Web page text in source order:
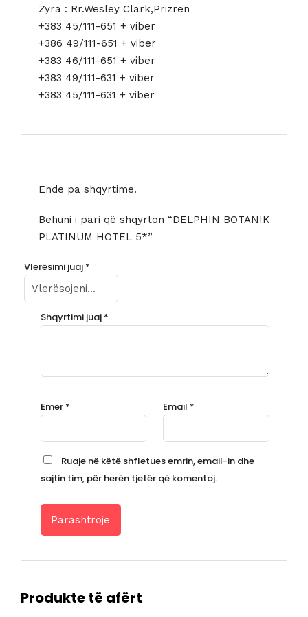
Zyra : Rr.Wesley Clark,Prizren
+383 45/111-651 + viber
+386 49/111-651 + viber
+383 46/111-651 + viber
+383 49/111-631 + viber
+383 45/111-631 + viber
Ende pa shqyrtime.
Bëhuni i pari që shqyrton “DELPHIN BOTANIK
PLATINUM HOTEL 5*”
Vlerësimi juaj *
Shqyrtimi juaj *
Emër * Email *
Ruaje në këtë shfletues emrin, email-in dhe
sajtin tim, për herën tjetër që komentoj.
Produkte të afërt